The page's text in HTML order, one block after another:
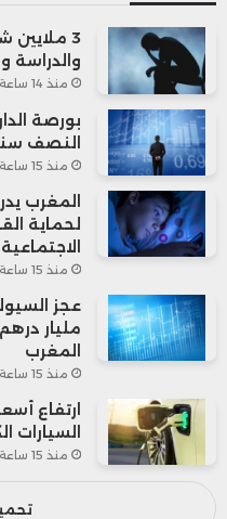
3
والدراسة
منذ 14 ساعة
بورصة
النصف
منذ 15 ساعة
المغرب
لحماية
الاجتماعية
منذ 15 ساعة
مليار
المغرب
منذ 15 ساعة
ارتفاع
السيارات
منذ 15 ساعة